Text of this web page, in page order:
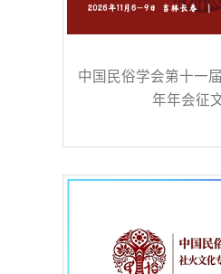
中国民俗学会第十一
年年会征